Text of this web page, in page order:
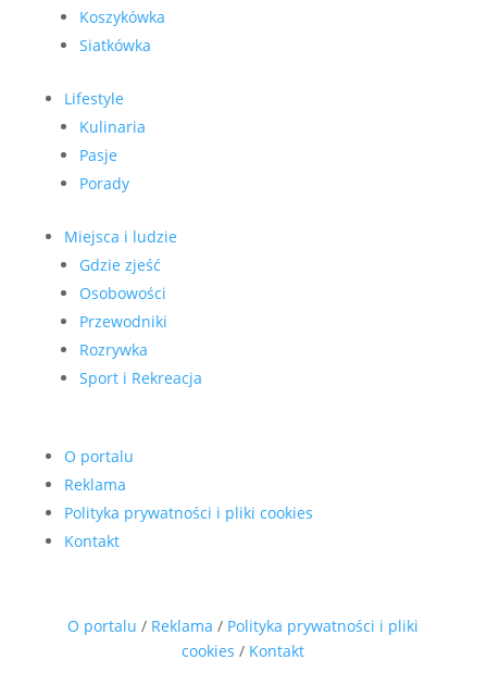
Koszykówka
Siatkówka
Lifestyle
Kulinaria
Pasje
Porady
Miejsca i ludzie
Gdzie zjeść
Osobowości
Przewodniki
Rozrywka
Sport i Rekreacja
O portalu
Reklama
Polityka prywatności i pliki cookies
Kontakt
O portalu / Reklama / Polityka prywatności i pliki
cookies / Kontakt